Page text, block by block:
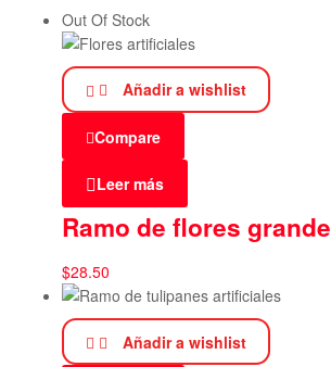
Out Of Stock
Añadir a wishlist
Compare
Leer más
Ramo de flores grande
$28.50
Añadir a wishlist